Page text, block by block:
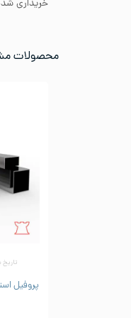
خریداری
محصولات
تاریخ